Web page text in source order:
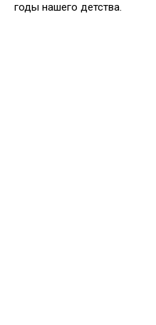
годы нашего детства.